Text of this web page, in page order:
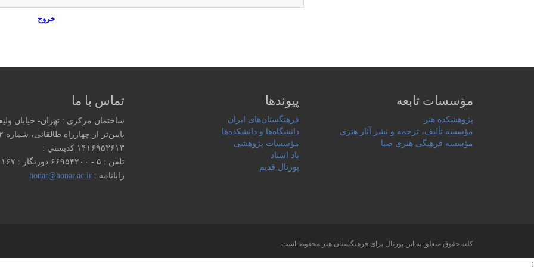
خروج
تماس با ما
ساختمان مرکزی : تهران- خیابان
پایین‌تر از چهارراه طالقانی، شماره ۱۵۵۲
۱۴۱۶۹۵۳۶۱۳ كدپستي :
تلفن : ۵ - ۶۶۹۵۴۲۰۰ دورنگار : ۶۶۹۵۱۱۶۷
رایانامه : honar@honar.ac.ir
پیوندها
فرهنگستان‌های ایران
دانشگاه‌ها و دانشکده‌ها
مؤسسات پژوهشی
یاد استاد
پورتال قدیم
مؤسسات تابعه
پژوهشکده هنر
مؤسسه تألیف، ترجمه و نشر آثار هنری
مؤسسه فرهنگی هنری صبا
کلیه حقوق متعلق به این پورتال برای فرهنگستان هنر محفوظ است.
;